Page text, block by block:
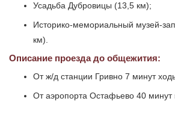
Усадьба Дубровицы (13,5 км);
Историко-мемориальный музей-
км).
Описание проезда до общежития:
От ж/д станции Гривно 7 минут
От аэропорта Остафьево 40 минут